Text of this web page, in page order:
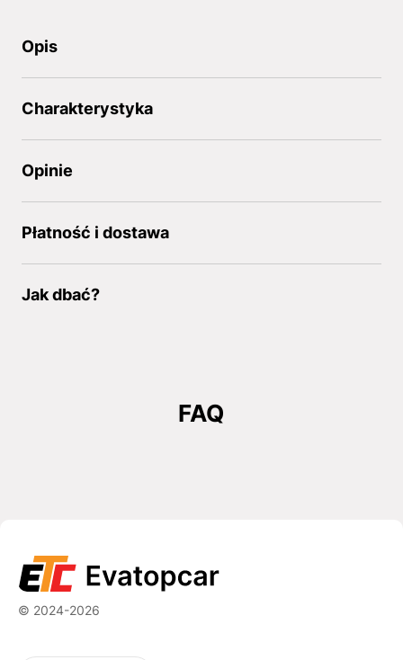
Opis
Charakterystyka
Opinie
Płatność i dostawa
Jak dbać?
FAQ
© 2024-2026